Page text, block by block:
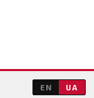
EN UA